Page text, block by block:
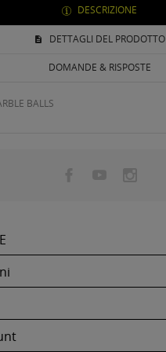
DESCRIZIONE
DETTAGLI DEL PRODOTTO
DOMANDE & RISPOSTE
BALLS